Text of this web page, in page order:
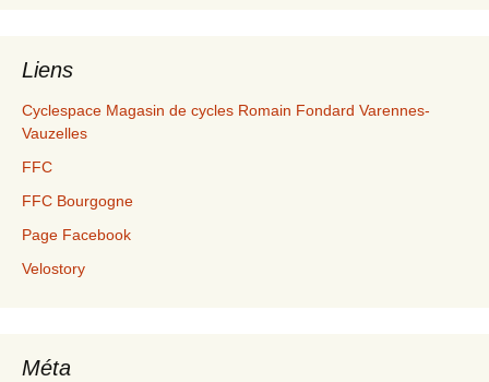
Liens
Cyclespace Magasin de cycles Romain Fondard Varennes-
Vauzelles
FFC
FFC Bourgogne
Page Facebook
Velostory
Méta